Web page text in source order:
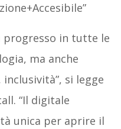
progresso in tutte le
ma anche
si legge
“Il digitale
unica per aprire il